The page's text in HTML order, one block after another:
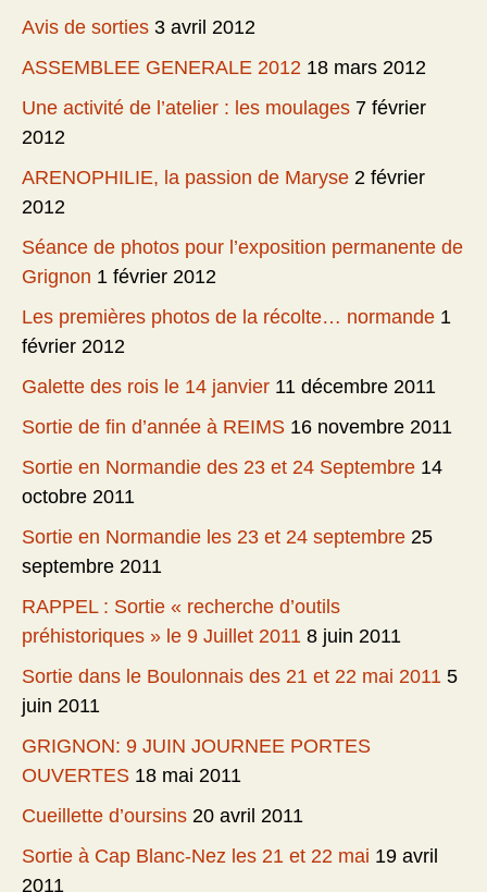
Avis de sorties 3 avril 2012
ASSEMBLEE GENERALE 2012 18 mars 2012
Une activité de l’atelier : les moulages 7 février
2012
ARENOPHILIE, la passion de Maryse 2 février
2012
Séance de photos pour l’exposition permanente de
Grignon 1 février 2012
Les premières photos de la récolte… normande 1
février 2012
Galette des rois le 14 janvier 11 décembre 2011
Sortie de fin d’année à REIMS 16 novembre 2011
Sortie en Normandie des 23 et 24 Septembre 14
octobre 2011
Sortie en Normandie les 23 et 24 septembre 25
septembre 2011
RAPPEL : Sortie « recherche d’outils
préhistoriques » le 9 Juillet 2011 8 juin 2011
Sortie dans le Boulonnais des 21 et 22 mai 2011 5
juin 2011
GRIGNON: 9 JUIN JOURNEE PORTES
OUVERTES 18 mai 2011
Cueillette d’oursins 20 avril 2011
Sortie à Cap Blanc-Nez les 21 et 22 mai 19 avril
2011